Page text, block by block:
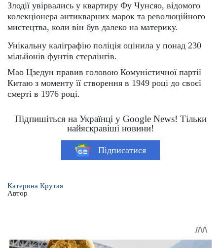
Злодії увірвались у квартиру Фу Чунсяо, відомого
колекціонера антикварних марок та революційного
мистецтва, коли він був далеко на материку.
Унікальну каліграфію поліція оцінила у понад 230
мільйонів фунтів стерлінгів.
Мао Цзедун правив головою Комуністичної партії
Китаю з моменту її створення в 1949 році до своєї
смерті в 1976 році.
Підпишіться на Українці у Google News! Тільки
найяскравіші новини!
Підписатися
Катерина Крутая
Автор